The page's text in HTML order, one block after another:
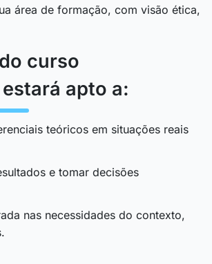
área de formação, com visão ética,
curso
apto a:
teóricos em situações reais
e tomar decisões
nas necessidades do contexto,